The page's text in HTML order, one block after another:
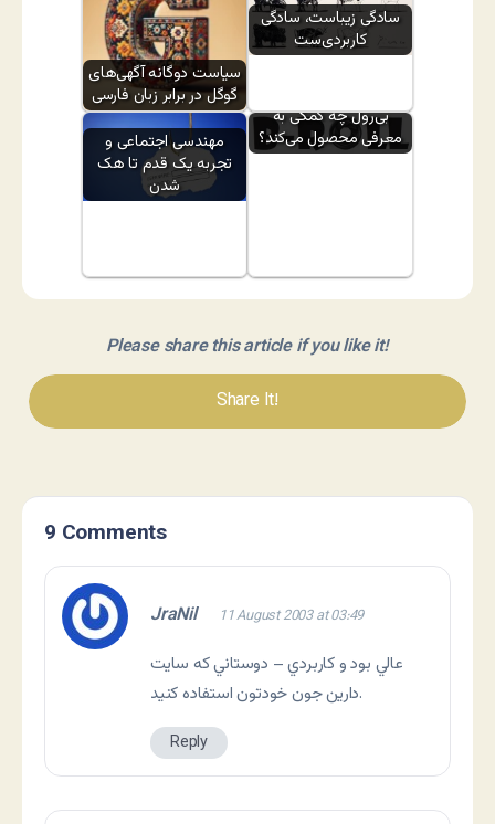
سیاست دوگانه آگهی‌های
گوگل در برابر زبان فارسی
سادگی زیباست، سادگی
کاربردی‌ست
مهندسی اجتماعی و
تجربه یک قدم تا هک
شدن
بی‌رول چه کمکی به
معرفی محصول می‌کند؟
Please share this article if you like it!
Share It!
9 Comments
JraNil 11 August 2003 at 03:49
عالي بود و کاربردي – دوستاني که سايت
دارين جون خودتون استفاده کنيد.
Reply